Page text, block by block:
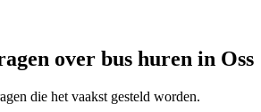
over bus huren in Oss
die het vaakst gesteld worden.